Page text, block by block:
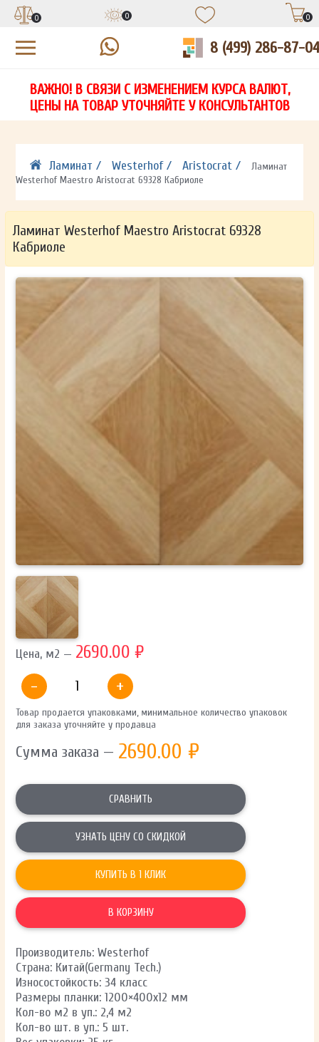
НА
СВЯЖЕТСЯ С ВАМИ В ТЕЧЕНИЕ 15 МИНУТ
ОТПРАВИТЬ
Ваши данные не будут переданы третьим лицам
ЗАПОЛНИТЕ ФОРМУ И НАШ МЕНЕДЖЕР
СВЯЖЕТСЯ С ВАМИ В ТЕЧЕНИЕ 15 МИНУТ
ОТПРАВИТЬ
Ваши данные не будут переданы третьим лицам
ЗАПОЛНИТЕ ФОРМУ И НАШ МЕНЕДЖЕР
СВЯЖЕТСЯ С ВАМИ В ТЕЧЕНИЕ 15 МИНУТ
ОТПРАВИТЬ
Ваши данные не будут переданы третьим лицам
0 0 0
8 (499) 286-87-04
ВАЖНО! В СВЯЗИ С ИЗМЕНЕНИЕМ КУРСА ВАЛЮТ,
ЦЕНЫ НА ТОВАР УТОЧНЯЙТЕ У КОНСУЛЬТАНТОВ
Ламинат / Westerhof / Aristocrat /
Ламинат
Westerhof Maestro Aristocrat 69328 Кабриоле
Ламинат Westerhof Maestro Aristocrat 69328
Кабриоле
Цена, м2 — 2690.00 ₽
-
+
Товар продается упаковками, минимальное количество упаковок
для заказа уточняйте у продавца
Сумма заказа — 2690.00 ₽
СРАВНИТЬ
УЗНАТЬ ЦЕНУ СО СКИДКОЙ
КУПИТЬ В 1 КЛИК
В КОРЗИНУ
Производитель: Westerhof
Страна: Китай(Germany Tech.)
Износостойкость: 34 класс
Размеры планки: 1200×400х12 мм
Кол-во м2 в уп.: 2,4 м2
Кол-во шт. в уп.: 5 шт.